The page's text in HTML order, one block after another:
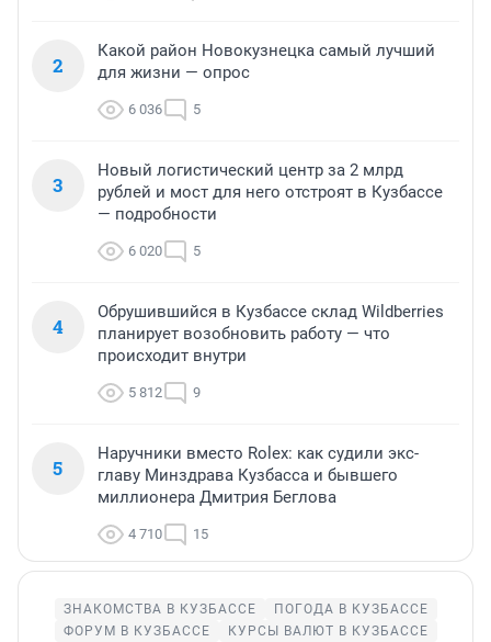
2
Какой район Новокузнецка самый лучший
для жизни — опрос
6 036 5
3
Новый логистический центр за 2 млрд
рублей и мост для него отстроят в Кузбассе
— подробности
6 020 5
4
Обрушившийся в Кузбассе склад Wildberries
планирует возобновить работу — что
происходит внутри
5 812 9
5
Наручники вместо Rolex: как судили экс-
главу Минздрава Кузбасса и бывшего
миллионера Дмитрия Беглова
4 710 15
ЗНАКОМСТВА В КУЗБАССЕ
ПОГОДА В КУЗБАССЕ
ФОРУМ В КУЗБАССЕ
КУРСЫ ВАЛЮТ В КУЗБАССЕ